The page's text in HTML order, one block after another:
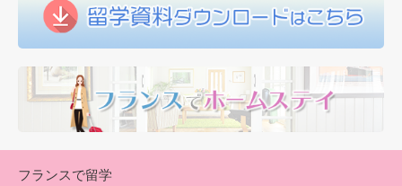
フランスで留学